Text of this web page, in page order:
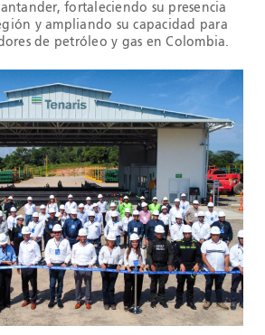
fortaleciendo su presencia
y ampliando su capacidad para
de petróleo y gas en Colombia.